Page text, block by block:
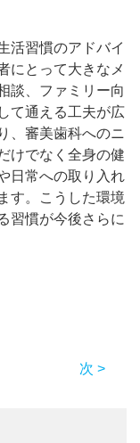
活習慣のアドバイ
にとって大きなメ
談、ファミリー向
て通える工夫が広
、審美歯科へのニ
けでなく全身の健
日常への取り入れ
す。こうした環境
習慣が今後さらに
次 >